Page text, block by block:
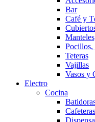
Bar
Café y
Pocillos,
Teteras
Vajillas
Vasos y
Electro
Cocina
Cafeteras